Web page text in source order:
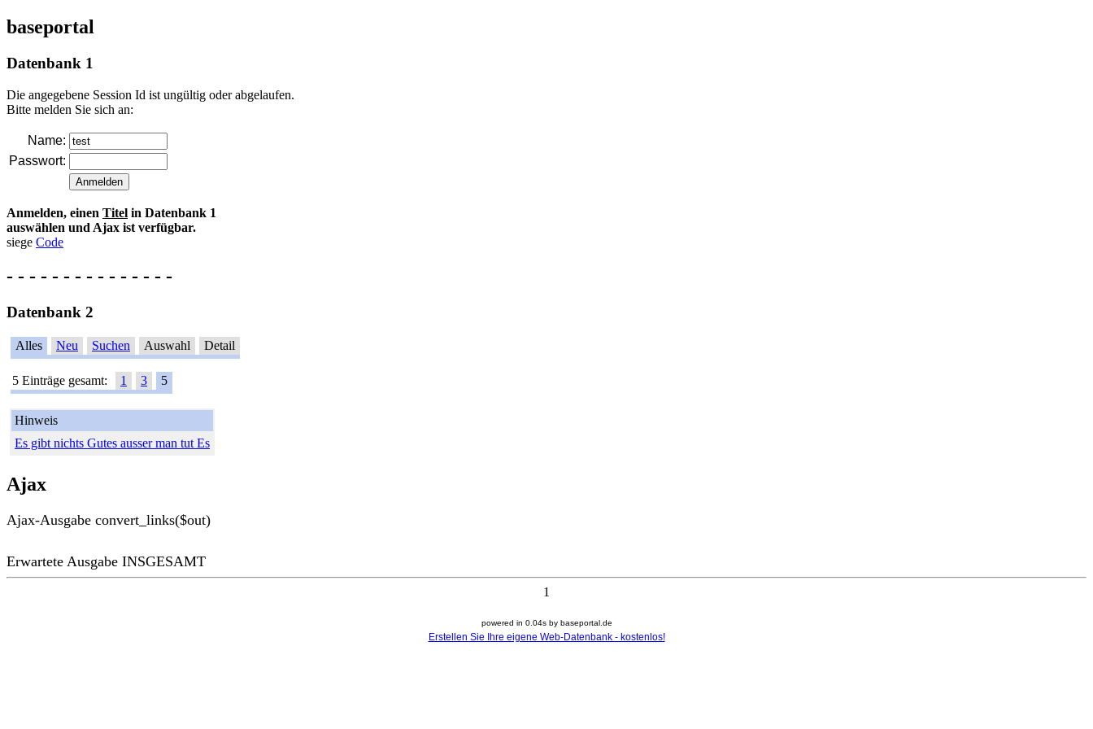
baseportal
Datenbank 1
Die angegebene Session Id ist ungültig oder abgelaufen.
Bitte melden Sie sich an:
Name:
Passwort:
Anmelden, einen Titel in Datenbank 1
auswählen und Ajax ist verfügbar.
siege Code
- - - - - - - - - - - - - - -
Datenbank 2
Alles Neu Suchen Auswahl Detail
5 Einträge gesamt: 1 3 5
Hinweis
Es gibt nichts Gutes ausser man tut Es
Ajax
Ajax-Ausgabe convert_links($out)
Erwartete Ausgabe INSGESAMT
1
powered in 0.04s by baseportal.de
Erstellen Sie Ihre eigene Web-Datenbank - kostenlos!